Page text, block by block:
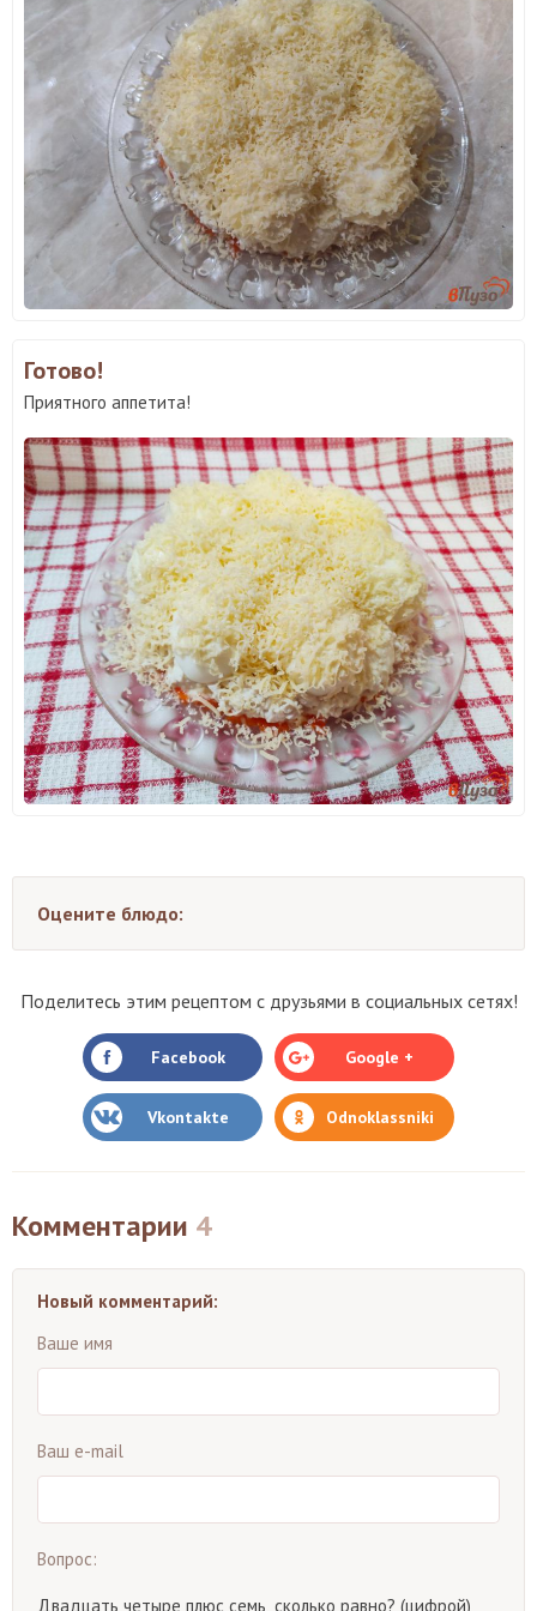
Готово!
Приятного аппетита!
Оцените блюдо:
Поделитесь этим рецептом с друзьями в социальных сетях!
Facebook Google +
Vkontakte Odnoklassniki
Комментарии 4
Новый комментарий:
Ваше имя
Ваш e-mail
Вопрос:
Двадцать четыре плюс семь, сколько равно? (цифрой)